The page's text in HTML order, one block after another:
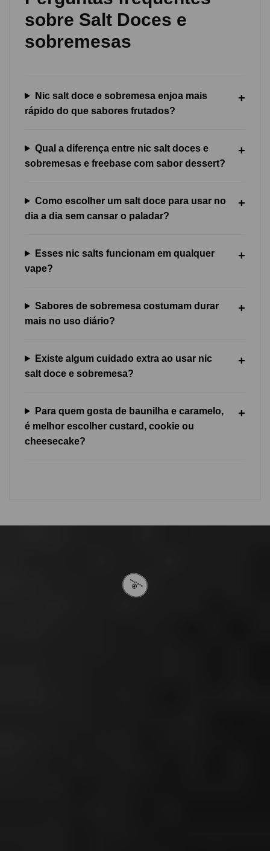
sobre Salt Doces e
sobremesas
Nic salt doce e sobremesa enjoa mais
rápido do que sabores frutados?
Qual a diferença entre nic salt doces e
sobremesas e freebase com sabor dessert?
Como escolher um salt doce para usar no
dia a dia sem cansar o paladar?
Esses nic salts funcionam em qualquer
vape?
Sabores de sobremesa costumam durar
mais no uso diário?
Existe algum cuidado extra ao usar nic
salt doce e sobremesa?
Para quem gosta de baunilha e caramelo,
é melhor escolher custard, cookie ou
cheesecake?
VOLTAR AO TOPO